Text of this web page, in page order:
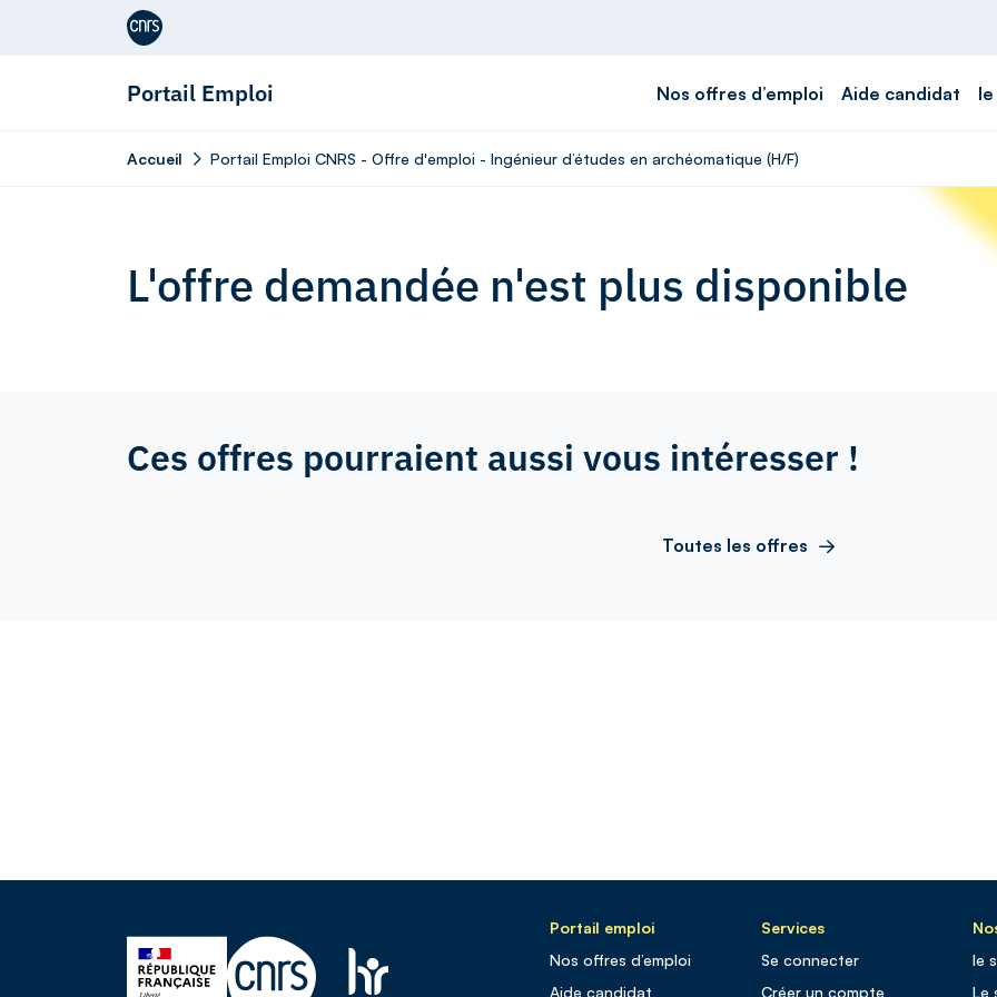
Aller au contenu
Portail Emploi Nos offres d’emploi Aide candidat
Accueil Portail Emploi CNRS - Offre d'emploi - Ingénieur d’études en archéomatique (H/F)
L'offre demandée n'est plus disponible
Ces offres pourraient aussi vous intéresser !
Toutes les offres
Portail emploi
Nos offres d’emploi
Aide candidat
Services
Se connecter
Créer un compte
le
Le